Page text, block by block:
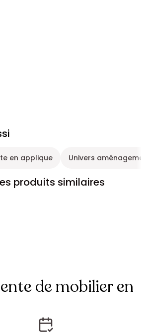
en applique Univers
produits similaires
de mobilier en